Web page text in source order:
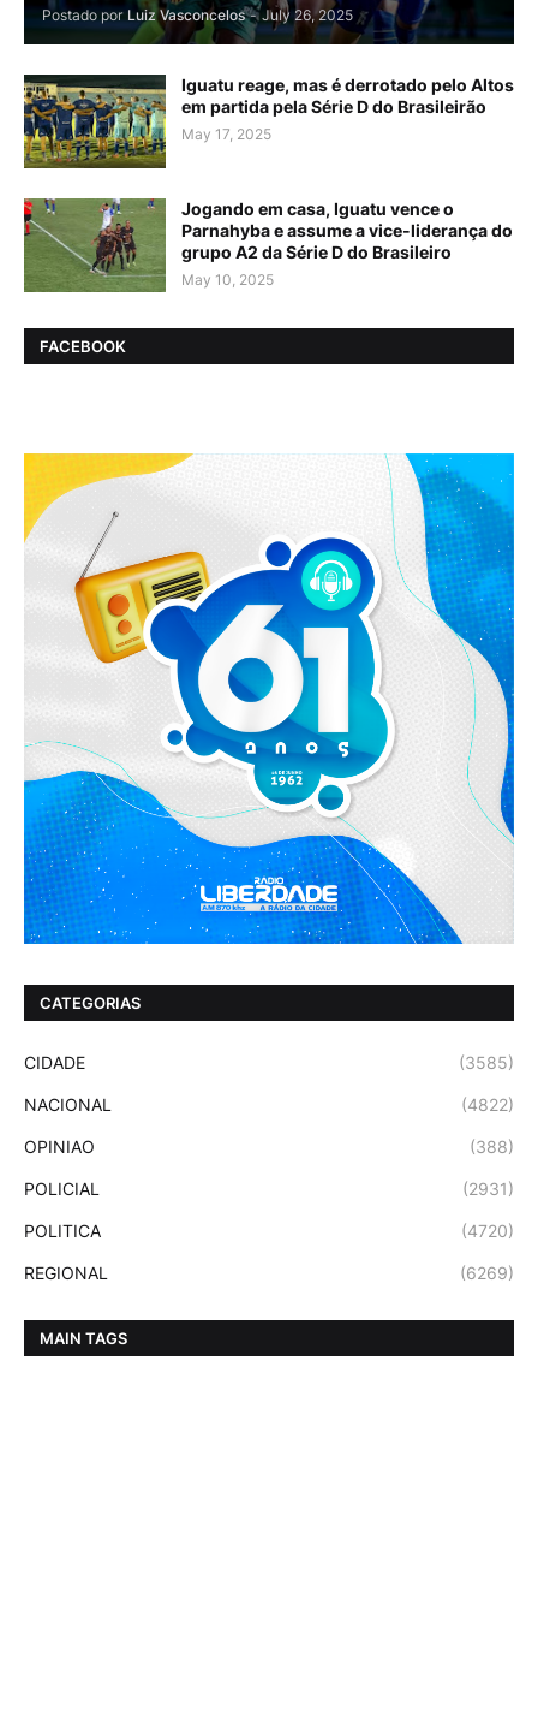
Postado por Luiz Vasconcelos - July 26, 2025
Iguatu reage, mas é derrotado pelo Altos
em partida pela Série D do Brasileirão
May 17, 2025
Jogando em casa, Iguatu vence o
Parnahyba e assume a vice-liderança do
grupo A2 da Série D do Brasileiro
May 10, 2025
FACEBOOK
CATEGORIAS
CIDADE (3585)
NACIONAL (4822)
OPINIAO (388)
POLICIAL (2931)
POLITICA (4720)
REGIONAL (6269)
MAIN TAGS